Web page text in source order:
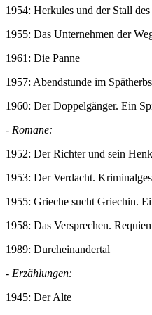
1954: Herkules und der Stall
1955: Das Unternehmen der
1961: Die Panne
1957: Abendstunde im
1960: Der Doppelgänger. Ein
- Romane:
1952: Der Richter und sein
1953: Der Verdacht.
1955: Grieche sucht Griechin.
1958: Das Versprechen.
1989: Durcheinandertal
- Erzählungen:
1945: Der Alte